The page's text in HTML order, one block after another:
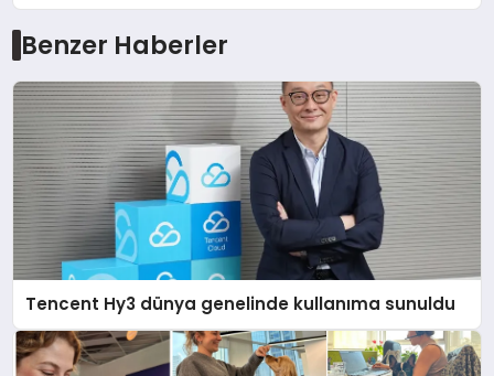
Benzer Haberler
Tencent Hy3 dünya genelinde kullanıma sunuldu